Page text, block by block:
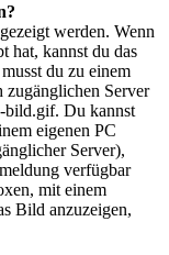
werden. Wenn
hat, kannst du das
du zu einem
Server
bild.gif. Du kannst
eigenen PC
Server),
verfügbar
mit einem
Bild anzuzeigen,